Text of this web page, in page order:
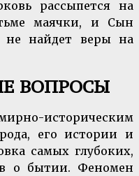
рассыпется на
маячки, и Сын
не найдет веры на
ВОПРОСЫ
историческим
его истории и
самых глубоких,
о бытии. Феномен